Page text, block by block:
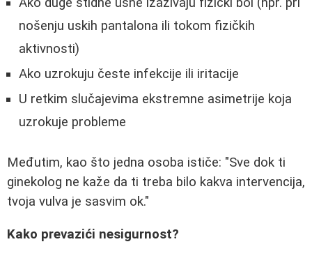
nošenju uskih pantalona ili tokom fizičkih
aktivnosti)
Ako uzrokuju česte infekcije ili iritacije
U retkim slučajevima ekstremne asimetrije koja
uzrokuje probleme
Međutim, kao što jedna osoba ističe: "Sve dok ti
ginekolog ne kaže da ti treba bilo kakva intervencija,
tvoja vulva je sasvim ok."
Kako prevazići nesigurnost?